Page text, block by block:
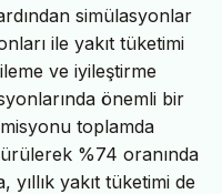
simülasyonlar
ile yakıt tüketimi
ve iyileştirme
önemli bir
toplamda
%74 oranında
yıllık yakıt tüketimi de